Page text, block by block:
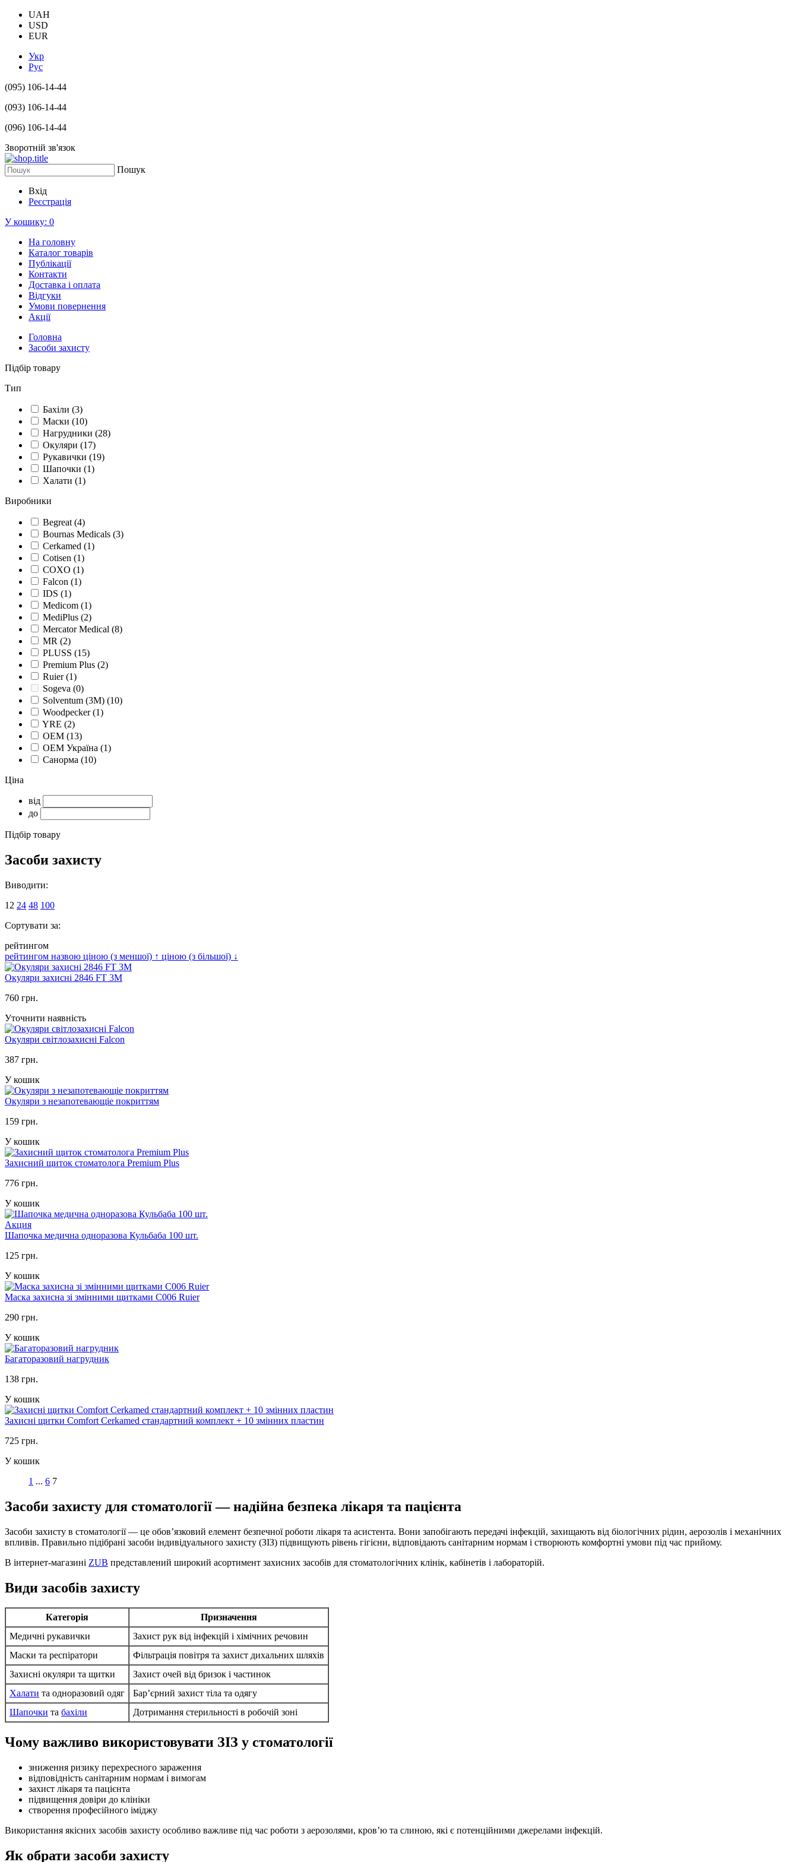
UAH
USD
EUR
Укр
Рус
(095) 106-14-44
(093) 106-14-44
(096) 106-14-44
Зворотній зв'язок
Пошук
Вхід
Реєстрація
У кошику: 0
На головну
Каталог товарів
Публікації
Контакти
Доставка і оплата
Відгуки
Умови повернення
Акції
Головна
Засоби захисту
Підбір товару
Тип
Бахіли (3)
Маски (10)
Нагрудники (28)
Окуляри (17)
Рукавички (19)
Шапочки (1)
Халати (1)
Виробники
Begreat (4)
Bournas Medicals (3)
Cerkamed (1)
Cotisen (1)
COXO (1)
Falcon (1)
IDS (1)
Medicom (1)
MediPlus (2)
Mercator Medical (8)
MR (2)
PLUSS (15)
Premium Plus (2)
Ruier(1)
Sogeva (0)
Solventum (3M) (10)
Woodpecker(1)
YRE (2)
ОЕМ (13)
ОЕМ Україна (1)
Санорма (10)
Ціна
від
до
Підбір товару
Засоби захисту
Виводити:
12 24 48 100
Сортувати за:
рейтингом
рейтингом назвою ціною (з меншої) ↑ ціною (з більшої) ↓
Окуляри захисні 2846 FT 3M
760 грн.
Уточнити наявність
Окуляри світлозахисні Falcon
387 грн.
У кошик
Окуляри з незапотевающіе покриттям
159 грн.
У кошик
Захисний щиток стоматолога Premium Plus
776 грн.
У кошик
Акция
Шапочка медична одноразова Кульбаба 100 шт.
125 грн.
У кошик
Маска захисна зі змінними щитками C006 Ruier
290 грн.
У кошик
Багаторазовий нагрудник
138 грн.
У кошик
Захисні щитки Comfort Cerkamed стандартний комплект + 10 змінних пластин
725 грн.
У кошик
1 ... 6 7
Засоби захисту для стоматології — надійна безпека лікаря та пацієнта
Засоби захисту в стоматології — це обов’язковий елемент безпечної роботи лікаря та асистента. Вони запобігають передачі інфекцій, захищають від біологічних рідин, аерозолів і механічних
впливів. Правильно підібрані засоби індивідуального захисту (ЗІЗ) підвищують рівень гігієни, відповідають санітарним нормам і створюють комфортні умови під час прийому.
В інтернет-магазині ZUB представлений широкий асортимент захисних засобів для стоматологічних клінік, кабінетів і лабораторій.
Види засобів захисту
Категорія
Призначення
Медичні рукавички
Захист рук від інфекцій і хімічних речовин
Маски та респіратори
Фільтрація повітря та захист дихальних шляхів
Захисні окуляри та щитки
Захист очей від бризок і частинок
Халати та одноразовий одяг
Бар’єрний захист тіла та одягу
Шапочки та бахіли Дотримання стерильності в робочій зоні
Чому важливо використовувати ЗІЗ у стоматології
зниження ризику перехресного зараження
відповідність санітарним нормам і вимогам
захист лікаря та пацієнта
підвищення довіри до клініки
створення професійного іміджу
Використання якісних засобів захисту особливо важливе під час роботи з аерозолями, кров’ю та слиною, які є потенційними джерелами інфекцій.
Як обрати засоби захисту